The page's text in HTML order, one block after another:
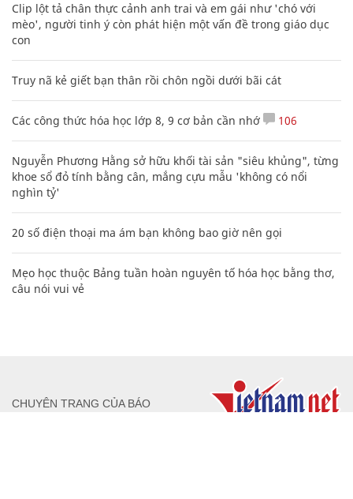
Clip lột tả chân thực cảnh anh trai và em gái như 'chó với
mèo', người tinh ý còn phát hiện một vấn đề trong giáo dục
con
Truy nã kẻ giết bạn thân rồi chôn ngồi dưới bãi cát
Các công thức hóa học lớp 8, 9 cơ bản cần nhớ 106
Nguyễn Phương Hằng sở hữu khối tài sản "siêu khủng", từng
khoe sổ đỏ tính bằng cân, mắng cựu mẫu 'không có nổi
nghìn tỷ'
20 số điện thoại ma ám bạn không bao giờ nên gọi
Mẹo học thuộc Bảng tuần hoàn nguyên tố hóa học bằng thơ,
câu nói vui vẻ
CHUYÊN TRANG CỦA BÁO